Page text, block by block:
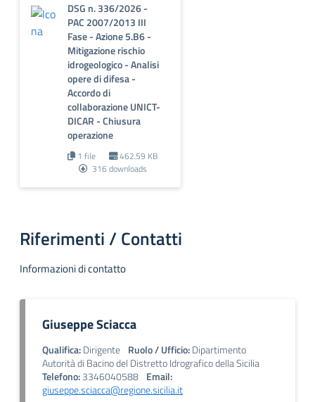
DSG n. 336/2026 -
PAC 2007/2013 III
Fase - Azione 5.B6 -
Mitigazione rischio
idrogeologico - Analisi
opere di difesa -
Accordo di
collaborazione UNICT-
DICAR - Chiusura
operazione
1 file
462.59 KB
316 downloads
Riferimenti / Contatti
Informazioni di contatto
Giuseppe Sciacca
Qualifica:Dirigente Ruolo / Ufficio:Dipartimento
Autorità di Bacino del Distretto Idrografico della Sicilia
Telefono:3346040588 Email:
giuseppe.sciacca@regione.sicilia.it